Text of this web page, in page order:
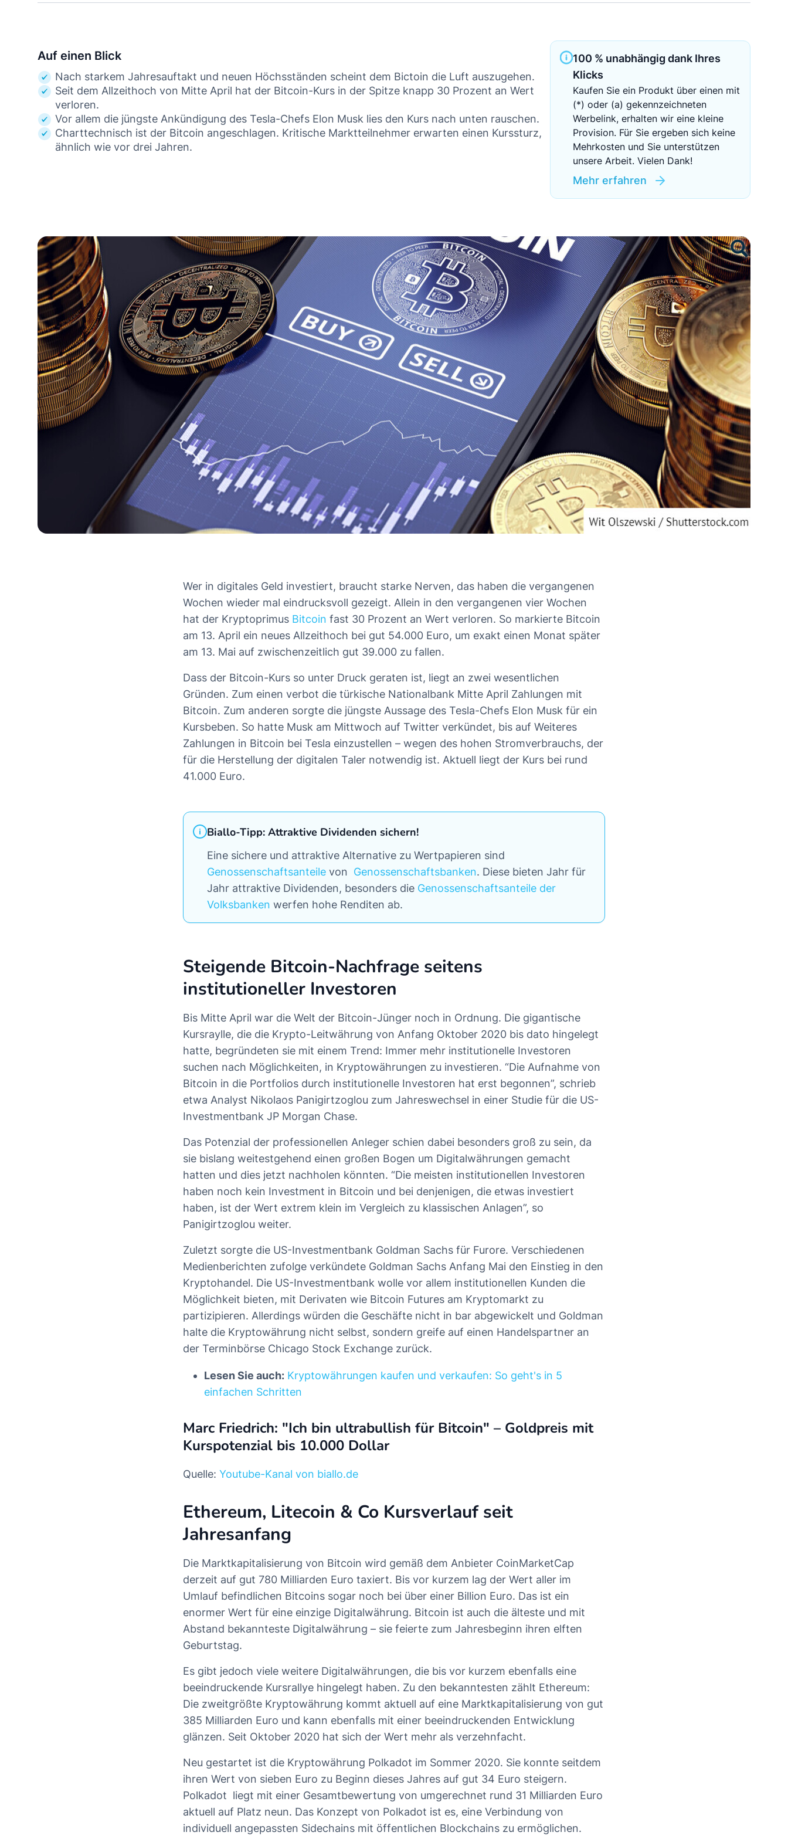
EZB-Leitzins
Auf einen Blick
Nach starkem Jahresauftakt und neuen Höchsständen scheint dem Bictoin die Luft auszugehen.
Seit dem Allzeithoch von Mitte April hat der Bitcoin-Kurs in der Spitze knapp 30 Prozent an Wert
verloren.
Vor allem die jüngste Ankündigung des Tesla-Chefs Elon Musk lies den Kurs nach unten rauschen.
Charttechnisch ist der Bitcoin angeschlagen. Kritische Marktteilnehmer erwarten einen Kurssturz,
ähnlich wie vor drei Jahren.
100 % unabhängig dank Ihres
Klicks
Kaufen Sie ein Produkt über einen mit
(*) oder (a) gekennzeichneten
Werbelink, erhalten wir eine kleine
Provision. Für Sie ergeben sich keine
Mehrkosten und Sie unterstützen
unsere Arbeit. Vielen Dank!
Mehr erfahren
Wer in digitales Geld investiert, braucht starke Nerven, das haben die vergangenen
Wochen wieder mal eindrucksvoll gezeigt. Allein in den vergangenen vier Wochen
hat der Kryptoprimus Bitcoin fast 30 Prozent an Wert verloren. So markierte Bitcoin
am 13. April ein neues Allzeithoch bei gut 54.000 Euro, um exakt einen Monat später
am 13. Mai auf zwischenzeitlich gut 39.000 zu fallen.
Dass der Bitcoin-Kurs so unter Druck geraten ist, liegt an zwei wesentlichen
Gründen. Zum einen verbot die türkische Nationalbank Mitte April Zahlungen mit
Bitcoin. Zum anderen sorgte die jüngste Aussage des Tesla-Chefs Elon Musk für ein
Kursbeben. So hatte Musk am Mittwoch auf Twitter verkündet, bis auf Weiteres
Zahlungen in Bitcoin bei Tesla einzustellen – wegen des hohen Stromverbrauchs, der
für die Herstellung der digitalen Taler notwendig ist. Aktuell liegt der Kurs bei rund
41.000 Euro.
Biallo-Tipp: Attraktive Dividenden sichern!
Eine sichere und attraktive Alternative zu Wertpapieren sind
Genossenschaftsanteile von Genossenschaftsbanken. Diese bieten Jahr für
Jahr attraktive Dividenden, besonders die Genossenschaftsanteile der
Volksbanken werfen hohe Renditen ab.
Steigende Bitcoin-Nachfrage seitens
institutioneller Investoren
Bis Mitte April war die Welt der Bitcoin-Jünger noch in Ordnung. Die gigantische
Kursraylle, die die Krypto-Leitwährung von Anfang Oktober 2020 bis dato hingelegt
hatte, begründeten sie mit einem Trend: Immer mehr institutionelle Investoren
suchen nach Möglichkeiten, in Kryptowährungen zu investieren. “Die Aufnahme von
Bitcoin in die Portfolios durch institutionelle Investoren hat erst begonnen”, schrieb
etwa Analyst Nikolaos Panigirtzoglou zum Jahreswechsel in einer Studie für die US-
Investmentbank JP Morgan Chase.
Das Potenzial der professionellen Anleger schien dabei besonders groß zu sein, da
sie bislang weitestgehend einen großen Bogen um Digitalwährungen gemacht
hatten und dies jetzt nachholen könnten. “Die meisten institutionellen Investoren
haben noch kein Investment in Bitcoin und bei denjenigen, die etwas investiert
haben, ist der Wert extrem klein im Vergleich zu klassischen Anlagen”, so
Panigirtzoglou weiter.
Zuletzt sorgte die US-Investmentbank Goldman Sachs für Furore. Verschiedenen
Medienberichten zufolge verkündete Goldman Sachs Anfang Mai den Einstieg in den
Kryptohandel. Die US-Investmentbank wolle vor allem institutionellen Kunden die
Möglichkeit bieten, mit Derivaten wie Bitcoin Futures am Kryptomarkt zu
partizipieren. Allerdings würden die Geschäfte nicht in bar abgewickelt und Goldman
halte die Kryptowährung nicht selbst, sondern greife auf einen Handelspartner an
der Terminbörse Chicago Stock Exchange zurück.
Lesen Sie auch: Kryptowährungen kaufen und verkaufen: So geht's in 5
einfachen Schritten
Marc Friedrich: "Ich bin ultrabullish für Bitcoin" – Goldpreis mit
Kurspotenzial bis 10.000 Dollar
Quelle: Youtube-Kanal von biallo.de
Ethereum, Litecoin & Co Kursverlauf seit
Jahresanfang
Die Marktkapitalisierung von Bitcoin wird gemäß dem Anbieter CoinMarketCap
derzeit auf gut 780 Milliarden Euro taxiert. Bis vor kurzem lag der Wert aller im
Umlauf befindlichen Bitcoins sogar noch bei über einer Billion Euro. Das ist ein
enormer Wert für eine einzige Digitalwährung. Bitcoin ist auch die älteste und mit
Abstand bekannteste Digitalwährung – sie feierte zum Jahresbeginn ihren elften
Geburtstag.
Es gibt jedoch viele weitere Digitalwährungen, die bis vor kurzem ebenfalls eine
beeindruckende Kursrallye hingelegt haben. Zu den bekanntesten zählt Ethereum:
Die zweitgrößte Kryptowährung kommt aktuell auf eine Marktkapitalisierung von gut
385 Milliarden Euro und kann ebenfalls mit einer beeindruckenden Entwicklung
glänzen. Seit Oktober 2020 hat sich der Wert mehr als verzehnfacht.
Neu gestartet ist die Kryptowährung Polkadot im Sommer 2020. Sie konnte seitdem
ihren Wert von sieben Euro zu Beginn dieses Jahres auf gut 34 Euro steigern.
Polkadot liegt mit einer Gesamtbewertung von umgerechnet rund 31 Milliarden Euro
aktuell auf Platz neun. Das Konzept von Polkadot ist es, eine Verbindung von
individuell angepassten Sidechains mit öffentlichen Blockchains zu ermöglichen.